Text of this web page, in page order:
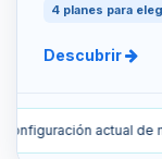
4 planes para
Descubrir
/ Velocity.